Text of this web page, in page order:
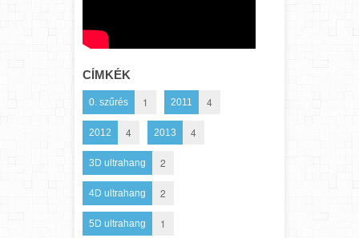
CÍMKÉK
0. szűrés 1 2011 4
2012 4 2013 4
3D ultrahang 2
4D ultrahang 2
5D ultrahang 1